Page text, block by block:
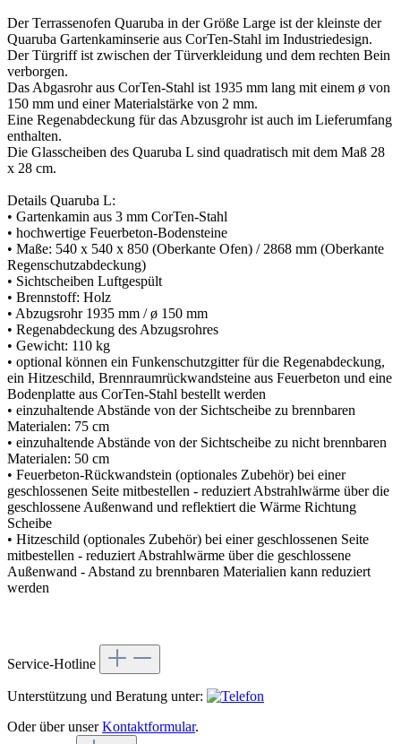
Der Terrassenofen Quaruba in der Größe Large ist der kleinste der
Quaruba Gartenkaminserie aus CorTen-Stahl im Industriedesign.
Der Türgriff ist zwischen der Türverkleidung und dem rechten Bein
verborgen.
Das Abgasrohr aus CorTen-Stahl ist 1935 mm lang mit einem ø von
150 mm und einer Materialstärke von 2 mm.
Eine Regenabdeckung für das Abzusgrohr ist auch im Lieferumfang
enthalten.
Die Glasscheiben des Quaruba L sind quadratisch mit dem Maß 28
x 28 cm.
Details Quaruba L:
• Gartenkamin aus 3 mm CorTen-Stahl
• hochwertige Feuerbeton-Bodensteine
• Maße: 540 x 540 x 850 (Oberkante Ofen) / 2868 mm (Oberkante
Regenschutzabdeckung)
• Sichtscheiben Luftgespült
• Brennstoff: Holz
• Abzugsrohr 1935 mm / ø 150 mm
• Regenabdeckung des Abzugsrohres
• Gewicht: 110 kg
• optional können ein Funkenschutzgitter für die Regenabdeckung,
ein Hitzeschild, Brennraumrückwandsteine aus Feuerbeton und eine
Bodenplatte aus CorTen-Stahl bestellt werden
• einzuhaltende Abstände von der Sichtscheibe zu brennbaren
Materialen: 75 cm
• einzuhaltende Abstände von der Sichtscheibe zu nicht brennbaren
Materialen: 50 cm
• Feuerbeton-Rückwandstein (optionales Zubehör) bei einer
geschlossenen Seite mitbestellen - reduziert Abstrahlwärme über die
geschlossene Außenwand und reflektiert die Wärme Richtung
Scheibe
• Hitzeschild (optionales Zubehör) bei einer geschlossenen Seite
mitbestellen - reduziert Abstrahlwärme über die geschlossene
Außenwand - Abstand zu brennbaren Materialien kann reduziert
werden
Service-Hotline
Unterstützung und Beratung unter:
Oder über unserKontaktformular.